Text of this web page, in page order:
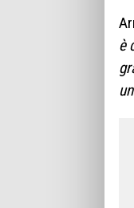
è